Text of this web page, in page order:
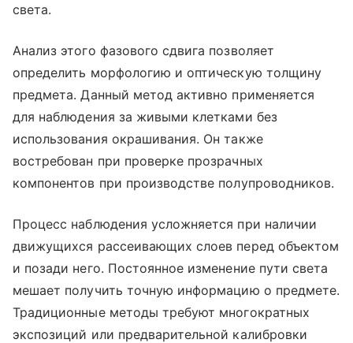
света.
Анализ этого фазового сдвига позволяет
определить морфологию и оптическую толщину
предмета. Данный метод активно применяется
для наблюдения за живыми клетками без
использования окрашивания. Он также
востребован при проверке прозрачных
компонентов при производстве полупроводников.
Процесс наблюдения усложняется при наличии
движущихся рассеивающих слоев перед объектом
и позади него. Постоянное изменение пути света
мешает получить точную информацию о предмете.
Традиционные методы требуют многократных
экспозиций или предварительной калибровки